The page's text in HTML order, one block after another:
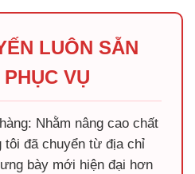
LUÔN SẴN
VỤ
Nhằm nâng cao chất
tôi đã chuyển từ địa chỉ
bày mới hiện đại hơn